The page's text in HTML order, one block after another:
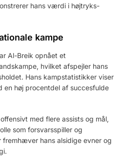
hans værdi i højtryks-
kampe
Al-Breik opnået et
hvilket afspejler hans
Hans kampstatistikker viser
en høj procentdel af succesfulde
med flere assists og mål,
som forsvarsspiller og
fremhæver hans alsidige evner og